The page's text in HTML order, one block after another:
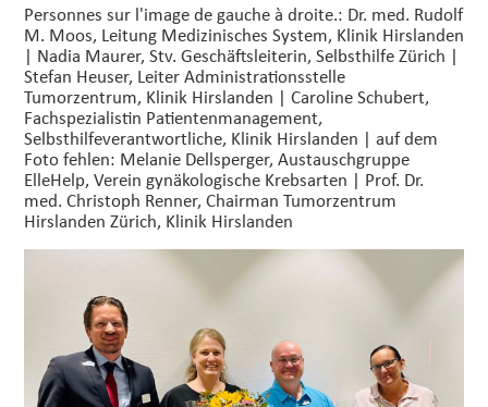
Personnes sur l'image de gauche à droite.: Dr. med. Rudolf
M. Moos, Leitung Medizinisches System, Klinik Hirslanden
| Nadia Maurer, Stv. Geschäftsleiterin, Selbsthilfe Zürich |
Stefan Heuser, Leiter Administrationsstelle
Tumorzentrum, Klinik Hirslanden | Caroline Schubert,
Fachspezialistin Patientenmanagement,
Selbsthilfeverantwortliche, Klinik Hirslanden | auf dem
Foto fehlen: Melanie Dellsperger, Austauschgruppe
ElleHelp, Verein gynäkologische Krebsarten | Prof. Dr.
med. Christoph Renner, Chairman Tumorzentrum
Hirslanden Zürich, Klinik Hirslanden